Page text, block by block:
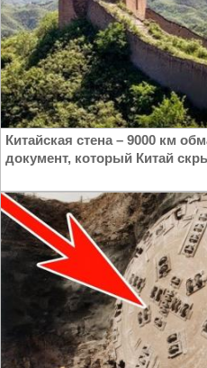
Китайская стена – 9000 км
документ, который Китай